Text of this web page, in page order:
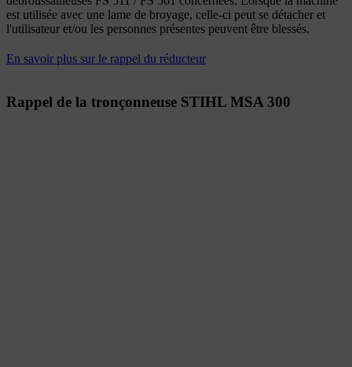
est utilisée avec une lame de broyage, celle-ci peut se détacher et
l'utilisateur et/ou les personnes présentes peuvent être blessés.
En savoir plus sur le rappel du réducteur
Rappel de la tronçonneuse STIHL MSA 300